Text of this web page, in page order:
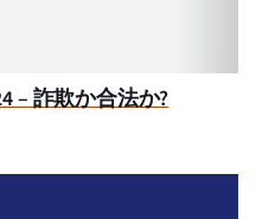
– 詐欺か合法か?